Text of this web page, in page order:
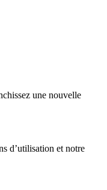
une nouvelle
d’utilisation et notre